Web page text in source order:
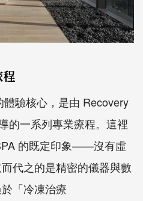
驗核心，是由 Recovery
的一系列專業療程。這裡
的既定印象——沒有虛
代之的是精密的儀器與數
「冷凍治療